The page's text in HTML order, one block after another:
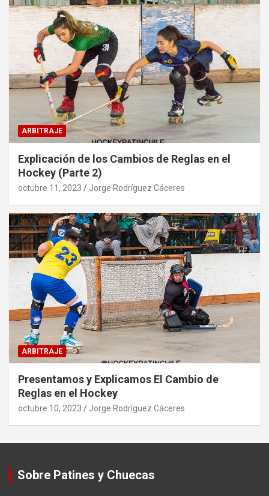
ARBITRAJE
Explicación de los Cambios de Reglas en el
Hockey (Parte 2)
octubre 11, 2023 Jorge Rodríguez Cáceres
ARBITRAJE
Presentamos y Explicamos El Cambio de
Reglas en el Hockey
octubre 10, 2023 Jorge Rodríguez Cáceres
Sobre Patines y Chuecas